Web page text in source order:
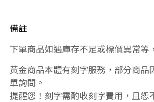
備註
下單商品如遇庫存不足或標價異常等
黃金商品本體有刻字服務，部分商
單詢問。
提醒您！刻字需酌收刻字費用，且恕